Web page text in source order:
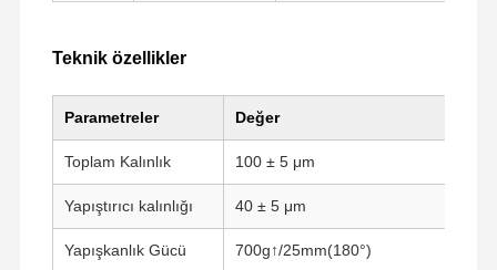
Teknik özellikler
Parametreler Değer
Toplam Kalınlık 100 ± 5 μm
Yapıştırıcı kalınlığı 40 ± 5 μm
Yapışkanlık Gücü 700g↑/25mm(180°)